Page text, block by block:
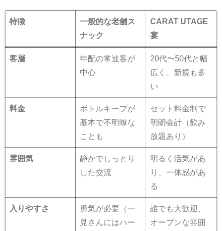
特徴
一般的な老舗ス
ナック
CARAT UTAGE
宴
客層
年配の常連客が
中心
20代〜50代と幅
広く、新規も多
い
料金
ボトルキープが
基本で不明瞭な
ことも
セット料金制で
明朗会計（飲み
放題あり）
雰囲気
静かでしっとり
した交流
明るく活気があ
り、一体感があ
る
入りやすさ
勇気が必要（一
見さんにはハー
誰でも大歓迎、
オープンな雰囲